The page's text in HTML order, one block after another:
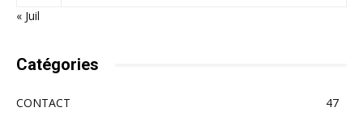
« Juil
Catégories
CONTACT
47